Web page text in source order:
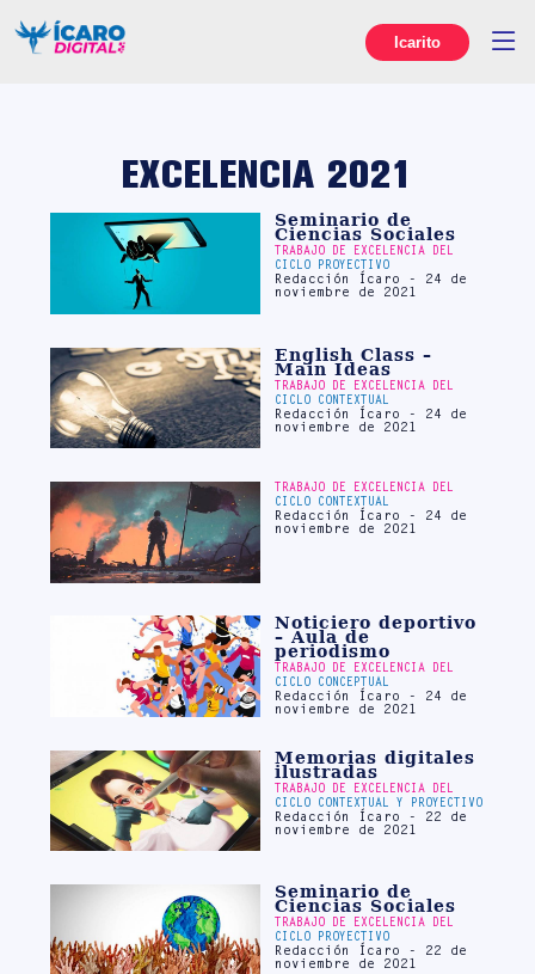
Icarito
EXCELENCIA 2021
Seminario de
Ciencias Sociales
TRABAJO DE EXCELENCIA DEL
CICLO PROYECTIVO
Redacción Ícaro - 24 de
noviembre de 2021
English Class –
Main Ideas
TRABAJO DE EXCELENCIA DEL
CICLO CONTEXTUAL
Redacción Ícaro - 24 de
noviembre de 2021
TRABAJO DE EXCELENCIA DEL
CICLO CONTEXTUAL
Redacción Ícaro - 24 de
noviembre de 2021
Noticiero deportivo
– Aula de
periodismo
TRABAJO DE EXCELENCIA DEL
CICLO CONCEPTUAL
Redacción Ícaro - 24 de
noviembre de 2021
Memorias digitales
ilustradas
TRABAJO DE EXCELENCIA DEL
CICLO CONTEXTUAL Y PROYECTIVO
Redacción Ícaro - 22 de
noviembre de 2021
Seminario de
Ciencias Sociales
TRABAJO DE EXCELENCIA DEL
CICLO PROYECTIVO
Redacción Ícaro - 22 de
noviembre de 2021